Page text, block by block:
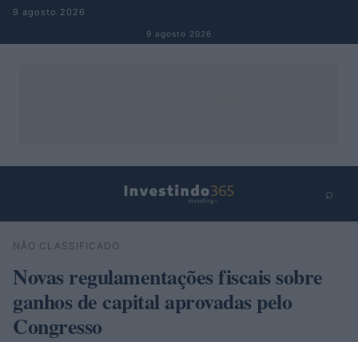
Pular para o conteúdo
9 agosto 2026
9 agosto 2026
⌕
Buscar
NÃO CLASSIFICADO
Novas regulamentações fiscais sobre
ganhos de capital aprovadas pelo
Congresso